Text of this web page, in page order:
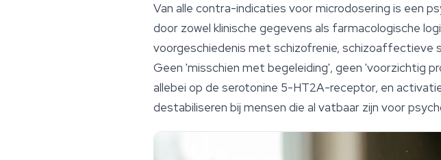
Van alle contra-indicaties voor microdosering is een
door zowel klinische gegevens als farmacologische
voorgeschiedenis met schizofrenie, schizoaffectieve
Geen 'misschien met begeleiding', geen 'voorzichtig
allebei op de serotonine 5-HT2A-receptor, en
destabiliseren bij mensen die al vatbaar zijn voor